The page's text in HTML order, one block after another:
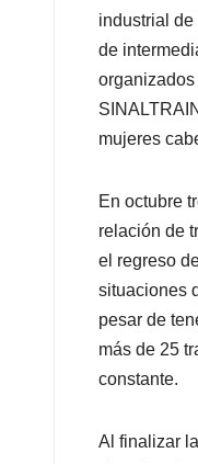
industrial
de
mujeres
En octubre
relación de
el regreso
situaciones
pesar de
más de 25
constante.
Al finalizar